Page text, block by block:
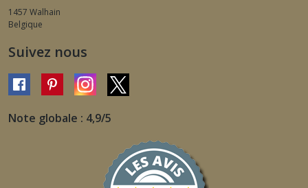
1457 Walhain
Belgique
Suivez nous
Note globale : 4,9/5